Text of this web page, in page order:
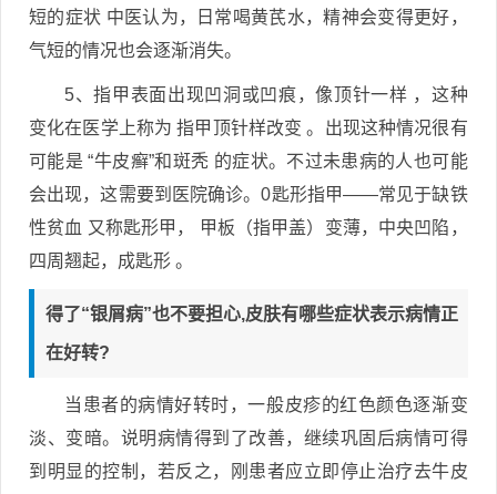
短的症状 中医认为，日常喝黄芪水，精神会变得更好，
气短的情况也会逐渐消失。
5、指甲表面出现凹洞或凹痕，像顶针一样 ，这种
变化在医学上称为 指甲顶针样改变 。出现这种情况很有
可能是 “牛皮癣”和斑秃 的症状。不过未患病的人也可能
会出现，这需要到医院确诊。0匙形指甲——常见于缺铁
性贫血 又称匙形甲， 甲板（指甲盖）变薄，中央凹陷，
四周翘起，成匙形 。
得了“银屑病”也不要担心,皮肤有哪些症状表示病情正
在好转?
当患者的病情好转时，一般皮疹的红色颜色逐渐变
淡、变暗。说明病情得到了改善，继续巩固后病情可得
到明显的控制，若反之，刚患者应立即停止治疗去牛皮